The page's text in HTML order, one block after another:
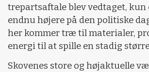
trepartsaftale blev vedtaget, kun
endnu højere på den politiske
her kommer træ til materialer,
energi til at spille en stadig
Skovenes store og højaktuelle